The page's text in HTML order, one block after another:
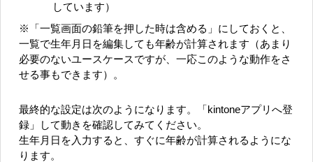
しています）
※「一覧画面の鉛筆を押した時は含める」にしておくと、
一覧で生年月日を編集しても年齢が計算されます（あまり
必要のないユースケースですが、一応このような動作をさ
せる事もできます）。
最終的な設定は次のようになります。「kintoneアプリへ登
録」して動きを確認してみてください。
生年月日を入力すると、すぐに年齢が計算されるようにな
ります。